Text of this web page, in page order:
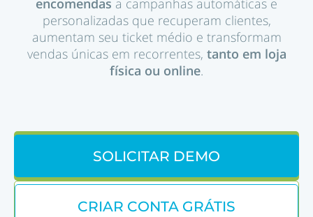
encomendas a campanhas automáticas e
personalizadas que recuperam clientes,
aumentam seu ticket médio e transformam
vendas únicas em recorrentes, tanto em loja
física ou online.
SOLICITAR DEMO
CRIAR CONTA GRÁTIS